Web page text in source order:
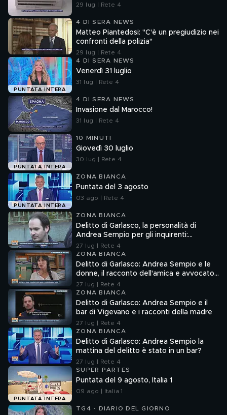
29 lug | Rete 4
4 DI SERA NEWS
Matteo Piantedosi: "C'è un pregiudizio nei
confronti della polizia"
29 lug | Rete 4
PUNTATA INTERA
4 DI SERA NEWS
Venerdì 31 luglio
31 lug | Rete 4
4 DI SERA NEWS
Invasione dal Marocco!
31 lug | Rete 4
PUNTATA INTERA
10 MINUTI
Giovedì 30 luglio
30 lug | Rete 4
PUNTATA INTERA
ZONA BIANCA
Puntata del 3 agosto
03 ago | Rete 4
ZONA BIANCA
Delitto di Garlasco, la personalità di
Andrea Sempio per gli inquirenti:
"Ossessionato e bugiardo"
27 lug | Rete 4
ZONA BIANCA
Delitto di Garlasco: Andrea Sempio e le
donne, il racconto dell'amica e avvocato
Angela Taccia
27 lug | Rete 4
ZONA BIANCA
Delitto di Garlasco: Andrea Sempio e il
bar di Vigevano e i racconti della madre
27 lug | Rete 4
ZONA BIANCA
Delitto di Garlasco: Andrea Sempio la
mattina del delitto è stato in un bar?
27 lug | Rete 4
PUNTATA INTERA
SUPER PARTES
Puntata del 9 agosto, Italia 1
09 ago | Italia 1
TG4 - DIARIO DEL GIORNO